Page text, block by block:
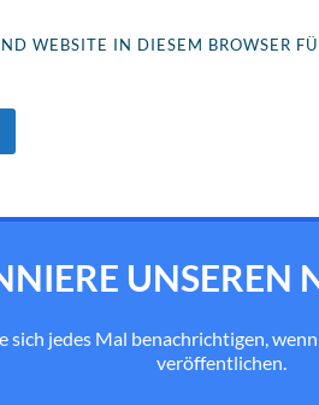
WEBSITE IN DIESEM BROWSER
UNSEREN
sich jedes Mal benachrichtigen,
veröffentlichen.